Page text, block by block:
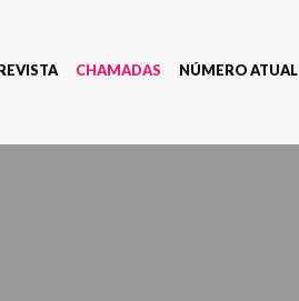
CHAMADAS NÚMERO ATUAL